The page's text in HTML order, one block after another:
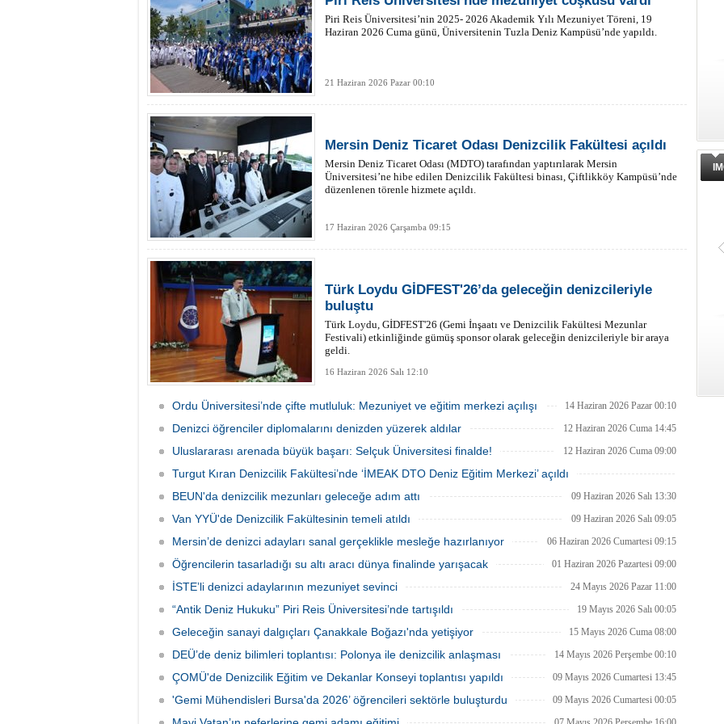
Piri Reis Üniversitesi’nin 2025- 2026 Akademik Yılı Mezuniyet Töreni, 19
Haziran 2026 Cuma günü, Üniversitenin Tuzla Deniz Kampüsü’nde yapıldı.
21 Haziran 2026 Pazar 00:10
Mersin Deniz Ticaret Odası Denizcilik Fakültesi açıldı
Mersin Deniz Ticaret Odası (MDTO) tarafından yaptırılarak Mersin
Üniversitesi’ne hibe edilen Denizcilik Fakültesi binası, Çiftlikköy Kampüsü’nde
düzenlenen törenle hizmete açıldı.
17 Haziran 2026 Çarşamba 09:15
Türk Loydu GİDFEST'26’da geleceğin denizcileriyle
buluştu
Türk Loydu, GİDFEST'26 (Gemi İnşaatı ve Denizcilik Fakültesi Mezunlar
Festivali) etkinliğinde gümüş sponsor olarak geleceğin denizcileriyle bir araya
geldi.
16 Haziran 2026 Salı 12:10
Ordu Üniversitesi’nde çifte mutluluk: Mezuniyet ve eğitim merkezi açılışı 14 Haziran 2026 Pazar 00:10
Denizci öğrenciler diplomalarını denizden yüzerek aldılar 12 Haziran 2026 Cuma 14:45
Uluslararası arenada büyük başarı: Selçuk Üniversitesi finalde! 12 Haziran 2026 Cuma 09:00
Turgut Kıran Denizcilik Fakültesi’nde ‘İMEAK DTO Deniz Eğitim Merkezi’ açıldı
11 Haziran 2026 Perşembe 15:45
BEUN'da denizcilik mezunları geleceğe adım attı 09 Haziran 2026 Salı 13:30
Van YYÜ'de Denizcilik Fakültesinin temeli atıldı 09 Haziran 2026 Salı 09:05
Mersin’de denizci adayları sanal gerçeklikle mesleğe hazırlanıyor 06 Haziran 2026 Cumartesi 09:15
Öğrencilerin tasarladığı su altı aracı dünya finalinde yarışacak 01 Haziran 2026 Pazartesi 09:00
İSTE’li denizci adaylarının mezuniyet sevinci 24 Mayıs 2026 Pazar 11:00
“Antik Deniz Hukuku” Piri Reis Üniversitesi’nde tartışıldı 19 Mayıs 2026 Salı 00:05
Geleceğin sanayi dalgıçları Çanakkale Boğazı'nda yetişiyor 15 Mayıs 2026 Cuma 08:00
DEÜ’de deniz bilimleri toplantısı: Polonya ile denizcilik anlaşması 14 Mayıs 2026 Perşembe 00:10
ÇOMÜ'de Denizcilik Eğitim ve Dekanlar Konseyi toplantısı yapıldı 09 Mayıs 2026 Cumartesi 13:45
'Gemi Mühendisleri Bursa'da 2026’ öğrencileri sektörle buluşturdu 09 Mayıs 2026 Cumartesi 00:05